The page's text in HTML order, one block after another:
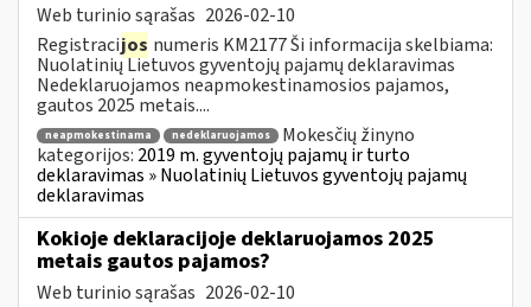
Web turinio sąrašas 2026-02-10
Registracijos numeris KM2177 Ši informacija skelbiama:
Nuolatinių Lietuvos gyventojų pajamų deklaravimas
Nedeklaruojamos neapmokestinamosios pajamos,
gautos 2025 metais....
neapmokestinama nedeklaruojamos
Mokesčių žinyno
kategorijos: 2019 m. gyventojų pajamų ir turto
deklaravimas » Nuolatinių Lietuvos gyventojų pajamų
deklaravimas
Kokioje deklaracijoje deklaruojamos 2025
metais gautos pajamos?
Web turinio sąrašas 2026-02-10